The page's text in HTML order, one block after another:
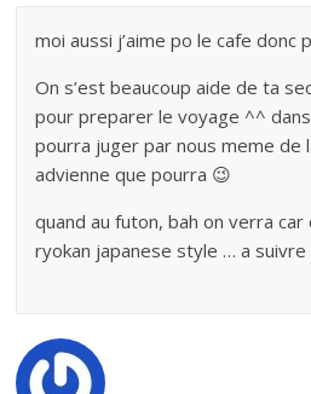
moi aussi j’aime po le cafe donc
On s’est beaucoup aide de ta
pour preparer le voyage ^^
pourra juger par nous meme de
advienne que pourra 😉
quand au futon, bah on verra
ryokan japanese style … a suivre